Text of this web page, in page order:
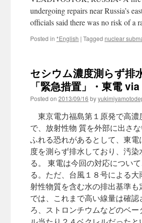
undergoing repairs near Russia’s
officials said there was no risk of a
Posted in *English | Tagged nuclear
セシウム濃度測らず排
「緊急措置」・東電
Posted on 2013/09/16 by
東京電力福島第１原発で高濃
で、放射性物 質を外部に出さ
ふれる恐れがあるとして、東
度を測らず排水しており、汚
る。 東電は今回の対応につい
る。ただ、台風１８号による
射性物質を含む水の排出基準
では、これまで高い線量は確
ろ、ストロンチウムなどのベ